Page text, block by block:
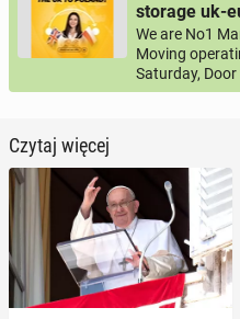
storage uk-
We are No1
Moving
Saturday, Door
Czytaj więcej